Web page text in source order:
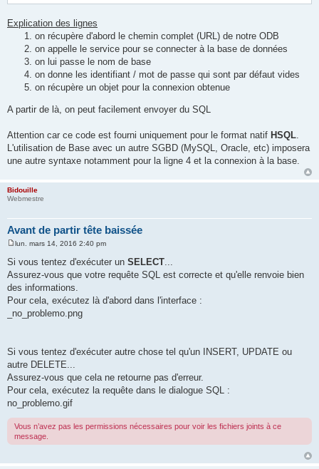
Explication des lignes
on récupère d'abord le chemin complet (URL) de notre ODB
on appelle le service pour se connecter à la base de données
on lui passe le nom de base
on donne les identifiant / mot de passe qui sont par défaut vides
on récupère un objet pour la connexion obtenue
A partir de là, on peut facilement envoyer du SQL
Attention car ce code est fourni uniquement pour le format natif HSQL
L'utilisation de Base avec un autre SGBD (MySQL, Oracle, etc) imposera
une autre syntaxe notamment pour la ligne 4 et la connexion à la base.
Bidouille
Webmestre
Avant de partir tête baissée
s
g
e
lun. mars 14, 2016 2:40 pm
Si vous tentez d'exécuter un SELECT...
Assurez-vous que votre requête SQL est correcte et qu'elle renvoie bien
des informations.
Pour cela, exécutez là d'abord dans l'interface :
_no_problemo.png
Si vous tentez d'exécuter autre chose tel qu'un INSERT, UPDATE ou
autre DELETE...
Assurez-vous que cela ne retourne pas d'erreur.
Pour cela, exécutez la requête dans le dialogue SQL :
no_problemo.gif
Vous n’avez pas les permissions nécessaires pour voir les fichiers joints à ce
message.